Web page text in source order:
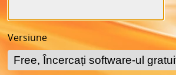
Versiune